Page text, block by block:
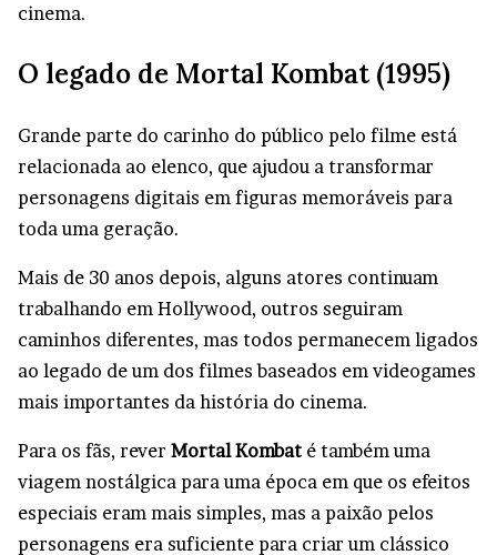
cinema.
O legado de Mortal Kombat (1995)
Grande parte do carinho do público pelo filme está
relacionada ao elenco, que ajudou a transformar
personagens digitais em figuras memoráveis para
toda uma geração.
Mais de 30 anos depois, alguns atores continuam
trabalhando em Hollywood, outros seguiram
caminhos diferentes, mas todos permanecem ligados
ao legado de um dos filmes baseados em videogames
mais importantes da história do cinema.
Para os fãs, rever Mortal Kombat é também uma
viagem nostálgica para uma época em que os efeitos
especiais eram mais simples, mas a paixão pelos
personagens era suficiente para criar um clássico